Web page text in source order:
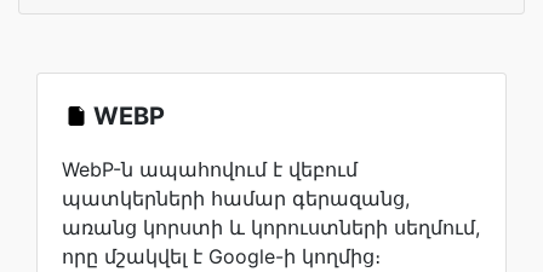
WEBP
WebP-ն ապահովում է վեբում
պատկերների համար գերազանց,
առանց կորստի և կորուստների սեղմում,
որը մշակվել է Google-ի կողմից։